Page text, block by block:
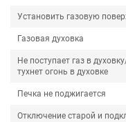
Установить газовую
Газовая духовка
Не поступает газ в
тухнет огонь в духовке
Печка не поджигается
Отключение старой и